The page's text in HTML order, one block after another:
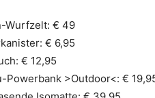
Wurfzelt: € 49
€ 6,95
€ 12,95
Powerbank >Outdoor<: €